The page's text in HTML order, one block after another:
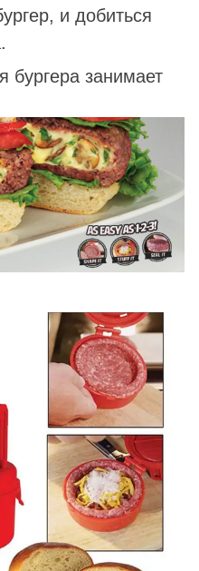
и добиться
бургера занимает